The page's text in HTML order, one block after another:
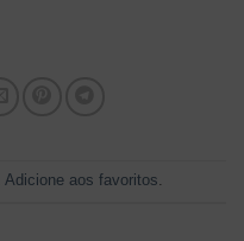
Adicione aos favoritos.